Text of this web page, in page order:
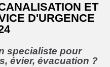
ET
D'URGENCE
specialiste pour
évier, évacuation ?